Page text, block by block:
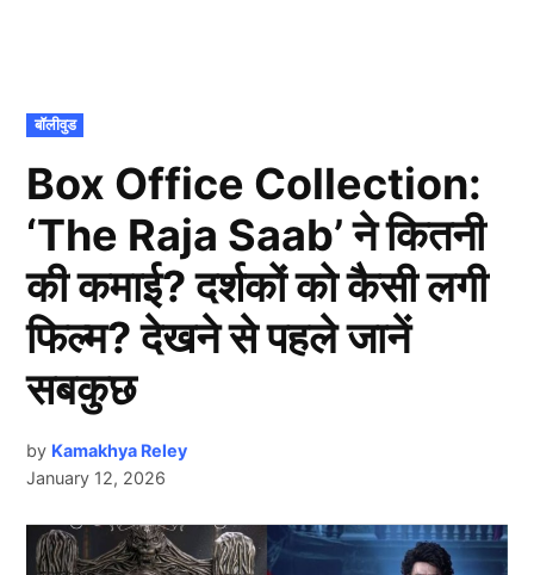
POSTED
IN
बॉलीवुड
Box Office Collection:
‘The Raja Saab’ ने कितनी
की कमाई? दर्शकों को कैसी लगी
फिल्म? देखने से पहले जानें
सबकुछ
by Kamakhya Reley
January 12, 2026